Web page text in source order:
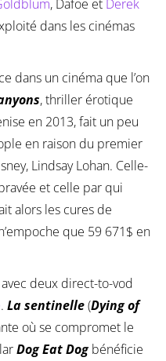
, Dafoe et Derek
dans les cinémas
dans un cinéma que l’on
, thriller érotique
en 2013, fait un peu
en raison du premier
Lindsay Lohan. Celle-
et celle par qui
alors les cures de
que 59 671$ en
deux direct-to-vod
. La sentinelle(Dying of
où se compromet le
Dog Eat Dogbénéficie